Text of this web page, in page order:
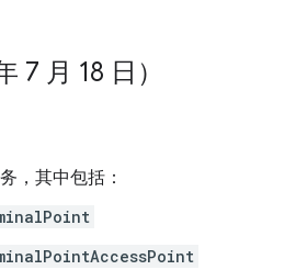
7 月 18 日）
，其中包括：